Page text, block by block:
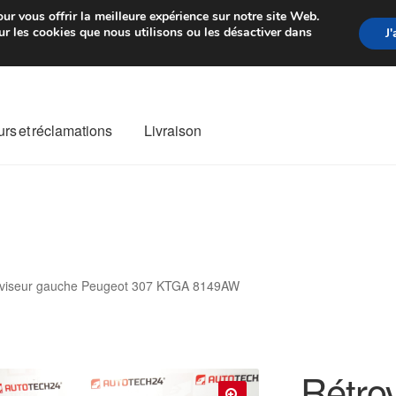
de 7 EUR Du lundi au
et réclamations Livraison
gauche Peugeot 307 KTGA 8149AW
vous offrir la meilleure expérience sur notre site Web.
les cookies que nous utilisons ou les désactiver dans